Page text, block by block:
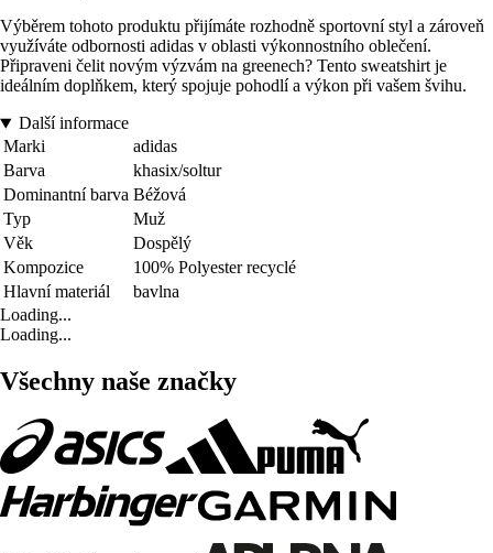
Výběrem tohoto produktu přijímáte rozhodně sportovní styl a zároveň
využíváte odbornosti adidas v oblasti výkonnostního oblečení.
Připraveni čelit novým výzvám na greenech? Tento sweatshirt je
ideálním doplňkem, který spojuje pohodlí a výkon při vašem švihu.
Další informace
Marki
adidas
Barva
khasix/soltur
Dominantní barva Béžová
Typ
Muž
Věk
Dospělý
Kompozice
100% Polyester recyclé
Hlavní materiál
bavlna
Loading...
Loading...
Všechny naše značky